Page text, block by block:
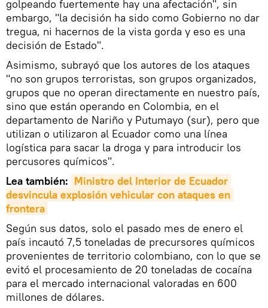
golpeando fuertemente hay una afectación", sin
embargo, "la decisión ha sido como Gobierno no dar
tregua, ni hacernos de la vista gorda y eso es una
decisión de Estado".
Asimismo, subrayó que los autores de los ataques
"no son grupos terroristas, son grupos organizados,
grupos que no operan directamente en nuestro país,
sino que están operando en Colombia, en el
departamento de Nariño y Putumayo (sur), pero que
utilizan o utilizaron al Ecuador como una línea
logística para sacar la droga y para introducir los
percusores químicos".
Lea también: Ministro del Interior de Ecuador
desvincula explosión vehicular con ataques en
frontera
Según sus datos, solo el pasado mes de enero el
país incautó 7,5 toneladas de precursores químicos
provenientes de territorio colombiano, con lo que se
evitó el procesamiento de 20 toneladas de cocaína
para el mercado internacional valoradas en 600
millones de dólares.